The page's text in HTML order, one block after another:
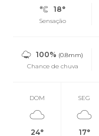
18°
Sensação
100% (0.8mm)
Chance de chuva
DOM
24°
SEG
17°